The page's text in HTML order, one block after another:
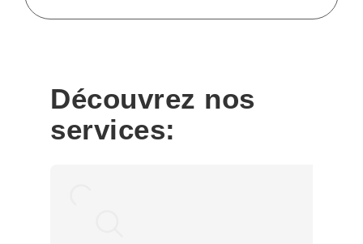
Découvrez nos
services: